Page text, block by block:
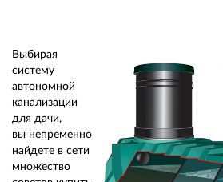
Выбирая
систему
автономной
канализации
для дачи,
вы непременно
найдете в сети
множество